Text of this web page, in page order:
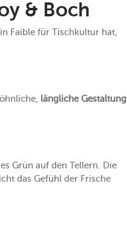
& Boch
Faible für Tischkultur hat,
längliche Gestaltung
Grün auf den Tellern. Die
das Gefühl der Frische